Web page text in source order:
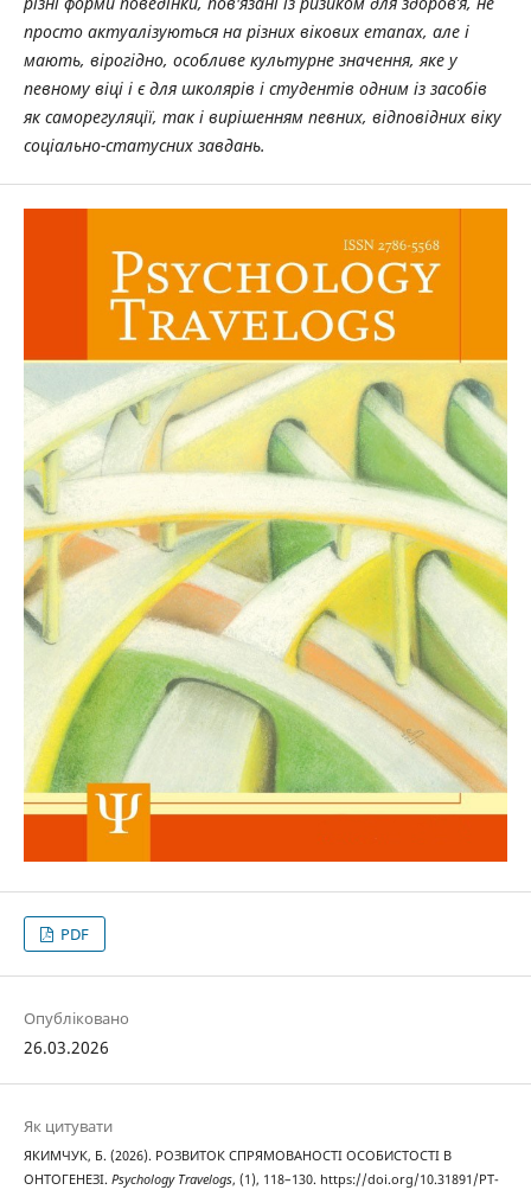
просто актуалізуються на різних вікових етапах, але і
мають, вірогідно, особливе культурне значення, яке у
певному віці і є для школярів і студентів одним із засобів
як саморегуляції, так і вирішенням певних, відповідних віку
соціально-статусних завдань.
PDF
Опубліковано
26.03.2026
Як цитувати
ЯКИМЧУК, Б. (2026). РОЗВИТОК СПРЯМОВАНОСТІ ОСОБИСТОСТІ В
ОНТОГЕНЕЗІ. Psychology Travelogs, (1), 118–130. https://doi.org/10.31891/PT-